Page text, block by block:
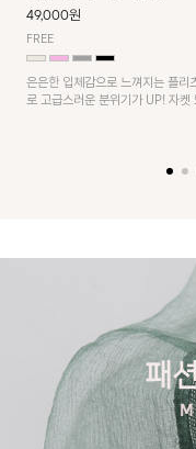
49,000원
FREE
은은한 입체감으로 느껴지는 플리
로 고급스러운 분위기가 UP! 자켓